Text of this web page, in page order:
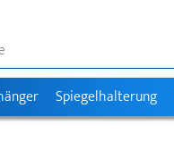
Spiegelhalterung